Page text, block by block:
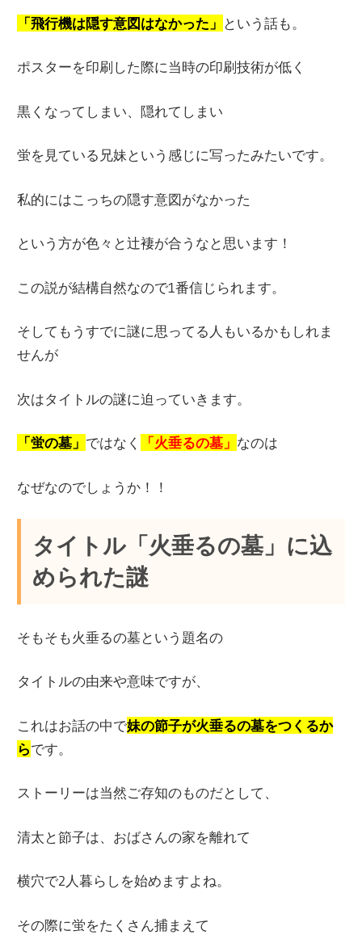
「飛行機は隠す意図はなかった」 という話も。
ポスターを印刷した際に当時の印刷技術が低く
黒くなってしまい、隠れてしまい
蛍を見ている兄妹という感じに写ったみたいです。
私的にはこっちの隠す意図がなかった
という方が色々と辻褄が合うなと思います！
この説が結構自然なので1番信じられます。
そしてもうすでに謎に思ってる人もいるかもしれま
せんが
次はタイトルの謎に迫っていきます。
「蛍の墓」 ではなく 「火垂るの墓」 なのは
なぜなのでしょうか！！
タイトル「火垂るの墓」に込
められた謎
そもそも火垂るの墓という題名の
タイトルの由来や意味ですが、
これはお話の中で妹の節子が火垂るの墓をつくるか
らです。
ストーリーは当然ご存知のものだとして、
清太と節子は、おばさんの家を離れて
横穴で2人暮らしを始めますよね。
その際に蛍をたくさん捕まえて